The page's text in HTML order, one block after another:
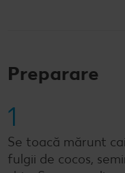
Preparare
1
Se toacă mărunt
fulgii de cocos,